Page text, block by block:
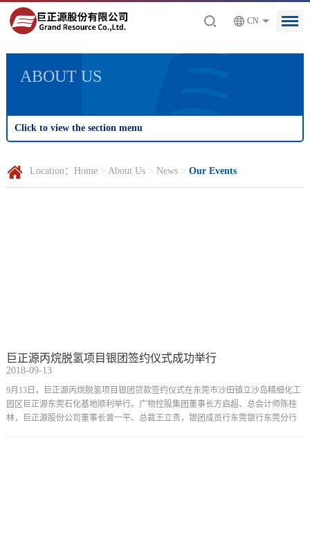
CN
ABOUT US
Click to view the section menu
Location： Home> About Us> News> Our Events
巨正源丙烷脱氢项目银团签约仪式成功举行
2018-09-13
​9月13日，巨正源丙烷脱氢项目银团贷款签约仪式在东莞市沙田镇立沙岛精细化工
园区巨正源东莞石化基地顺利举行。广物控股集团董事长方启超、总会计师陈桂
林，巨正源股份公司董事长曾一平、总裁王立贵，银团成员行东莞银行东莞分行